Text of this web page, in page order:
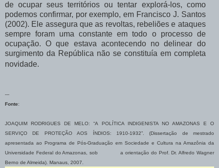
de ocupar seus territórios ou tentar explorá-los, como
podemos confirmar, por exemplo, em Francisco J. Santos
(2002). Ele assegura que as revoltas, rebeliões e ataques
sempre foram uma constante em todo o processo de
ocupação. O que estava acontecendo no delinear do
surgimento da República não se constituía em completa
novidade.
---
Fonte:
JOAQUIM RODRIGUES DE MELO: “A POLÍTICA INDIGENISTA NO AMAZONAS E O
SERVIÇO DE PROTEÇÃO AOS ÍNDIOS: 1910-1932”. (Dissertação de mestrado
apresentada ao Programa de Pós-Graduação em Sociedade e Cultura na Amazônia da
Universidade Federal do Amazonas, sob a orientação do Prof. Dr. Alfredo Wagner
Berno de Almeida). Manaus, 2007.